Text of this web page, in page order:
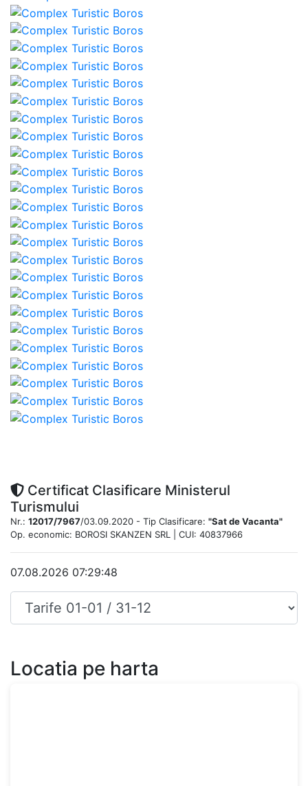
Certificat Clasificare Ministerul
Turismului
Nr.: 12017/7967/03.09.2020 - Tip Clasificare: "Sat de Vacanta"
Op. economic: BOROSI SKANZEN SRL | CUI: 40837966
07.08.2026 07:29:48
Locatia pe harta